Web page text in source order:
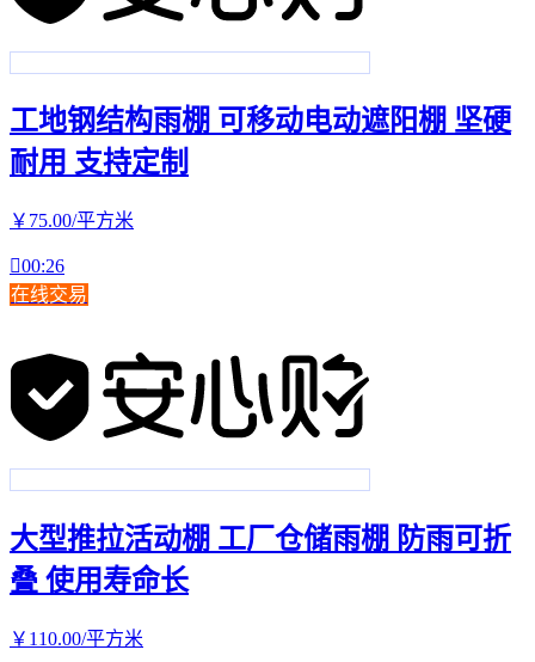
工地钢结构雨棚 可移动电动遮阳棚 坚硬
耐用 支持定制
￥ 75.00/平方米
00:26
在线交易
大型推拉活动棚 工厂仓储雨棚 防雨可折
叠 使用寿命长
￥ 110.00/平方米